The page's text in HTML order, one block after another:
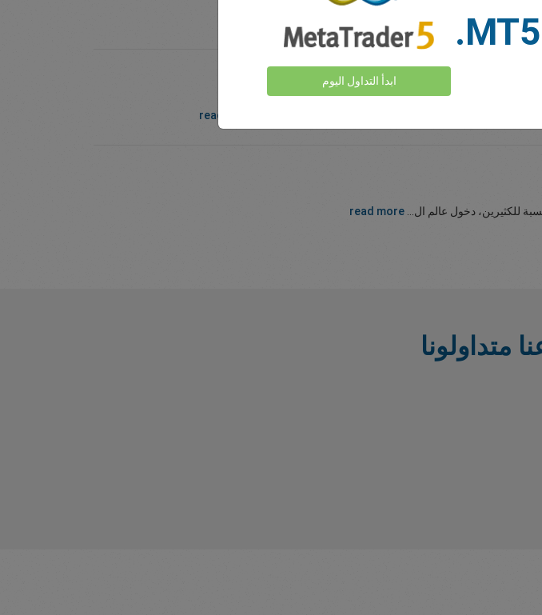
أو البنوك ... read more
كملاذ آمن أثناء الاضطرابات الجيوسياسية بسبب حقيق... read more
للكثيرين، دخول عالم ال... read more
متداولونا
ابدأ التداول اليوم